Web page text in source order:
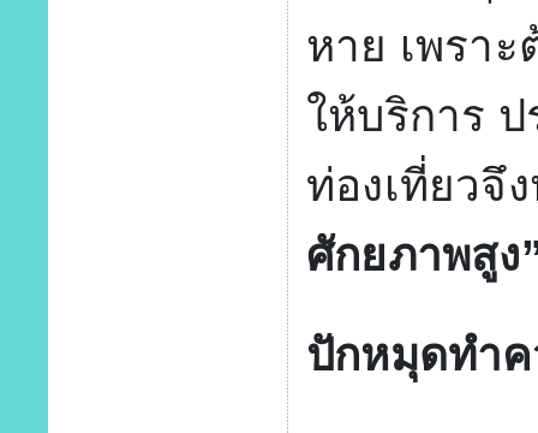
หาย เพรา
ให้บริการ
ท่องเที่ยวจึ
ศักยภาพสูง
ปักหมุดทำค